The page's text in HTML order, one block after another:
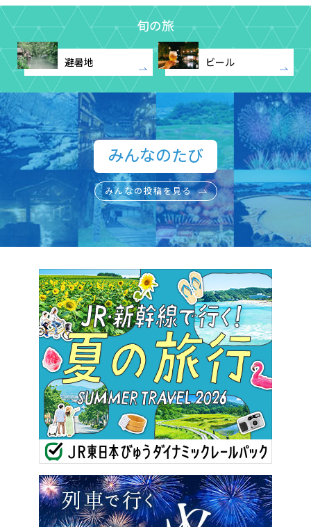
旬の旅
避暑地 ビール
みんなのたび​
みんなの投稿を見る